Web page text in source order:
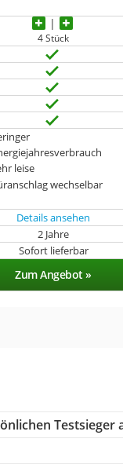
4 Stück
leise
wechselbar
Details ansehen
2 Jahre
Sofort lieferbar
Zum Angebot »
Testsieger